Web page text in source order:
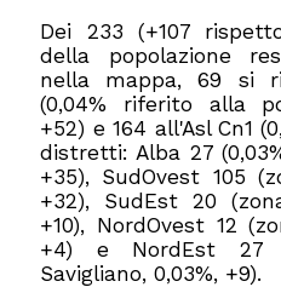
Dei 233 (+107
della popolazione
nella mappa, 69 si
(0,04% riferito alla
+52) e 164 all'Asl Cn1
distretti: Alba 27
+35), SudOvest 105
+32), SudEst 20
+10), NordOvest 12
+4) e NordEst 27
Savigliano, 0,03%, +9).